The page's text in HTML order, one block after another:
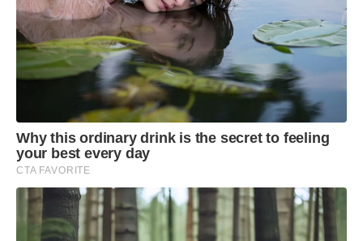
Why this ordinary drink is the secret to feeling
your best every day
CTA FAVORITE